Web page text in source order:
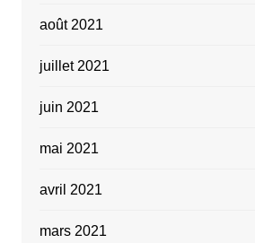
août 2021
juillet 2021
juin 2021
mai 2021
avril 2021
mars 2021